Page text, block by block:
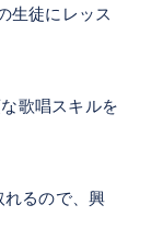
生徒にレッス
歌唱スキルを
るので、興